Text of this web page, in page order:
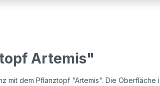
Artemis"
mit dem Pflanztopf "Artemis". Die Oberfläche